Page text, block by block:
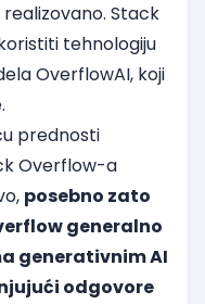
Stack
tehnologiju
OverflowAI, koji
prednosti
Overflow-a
posebno zato
generalno
generativnim AI
odgovore